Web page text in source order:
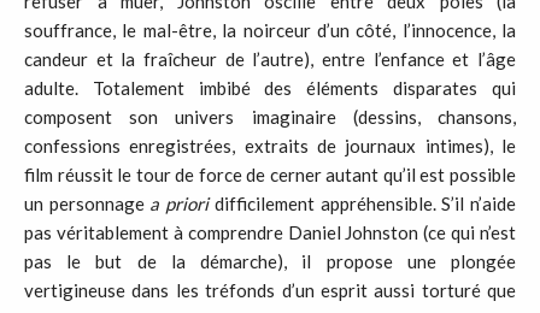
souffrance, le mal-être, la noirceur d’un côté, l’innocence, la
candeur et la fraîcheur de l’autre), entre l’enfance et l’âge
adulte. Totalement imbibé des éléments disparates qui
composent son univers imaginaire (dessins, chansons,
confessions enregistrées, extraits de journaux intimes), le
film réussit le tour de force de cerner autant qu’il est possible
un personnage a prioridifficilement appréhensible. S’il n’aide
pas véritablement à comprendre Daniel Johnston (ce qui n’est
pas le but de la démarche), il propose une plongée
vertigineuse dans les tréfonds d’un esprit aussi torturé que